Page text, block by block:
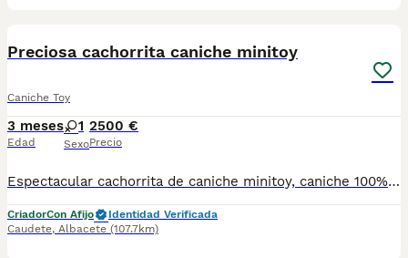
Preciosa cachorrita caniche minitoy
Caniche Toy
3 meses
Edad
1
Sexo
2500 €
Precio
Espectacular cachorrita de caniche minitoy, caniche 100% linea europea, tamaño muy diminuto, con muy buena calidad de pelo y un cara preciosa, negra azabache, portadora de chocolate, magnífico carácter gracias a su perfecta sociabilización, lista para entregar con vacunas al día.
CriadorCon Afijo
Identidad Verificada
Caudete, Albacete (107.7km)